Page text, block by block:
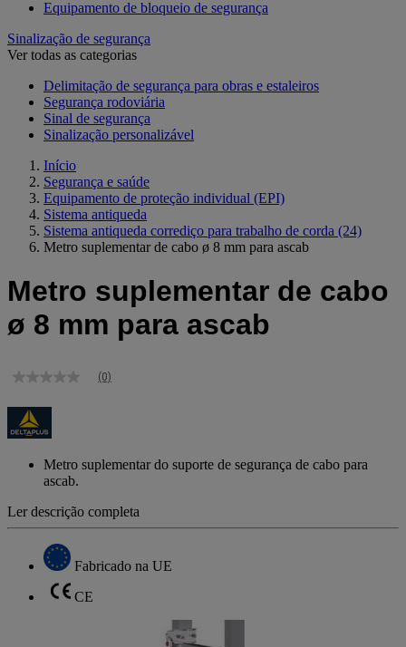
Equipamento de bloqueio de segurança
Sinalização de segurança
Ver todas as categorias
Delimitação de segurança para obras e estaleiros
Segurança rodoviária
Sinal de segurança
Sinalização personalizável
Início
Segurança e saúde
Equipamento de proteção individual (EPI)
Sistema antiqueda
Sistema antiqueda corrediço para trabalho de corda (24)
Metro suplementar de cabo ø 8 mm para ascab
Metro suplementar de cabo
ø 8 mm para ascab
Sem
de
classificação
Link
mesma
(0)
Metro suplementar do suporte de segurança de cabo para
ascab.
Ler descrição completa
Fabricado na UE
CE